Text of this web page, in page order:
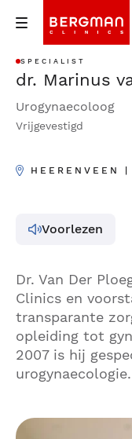
SPECIALIST
dr. Marinus
Urogynaecoloog
Vrijgevestigd
HEERENVEEN |
Voorlezen
Dr. Van Der
Clinics en
transparante
opleiding tot
2007 is hij
urogynaecologie.